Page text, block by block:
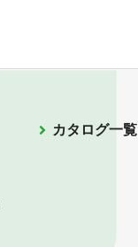
カタログ一覧